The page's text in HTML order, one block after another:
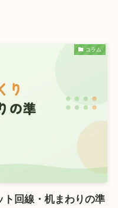
コラム
回線・机まわりの準